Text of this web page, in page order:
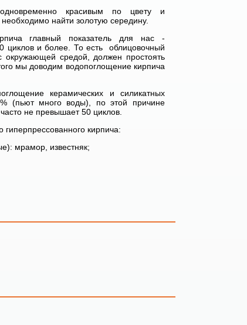
красивым по цвету и
найти золотую середину.
главный показатель для нас -
циклов и более. То есть облицовочный
окружающей средой, должен простоять
мы доводим водопоглощение кирпича
керамических и силикатных
(пьют много воды), по этой причине
не превышает 50 циклов.
гиперпрессованного кирпича:
мрамор, известняк;